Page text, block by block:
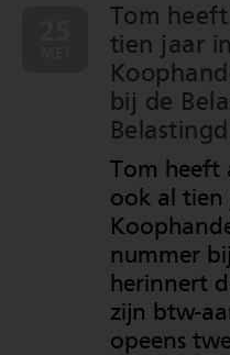
Tom
tien jaar
bij de
Tom heeft
ook al tien
nummer
herinnert
zijn btw-
opeens